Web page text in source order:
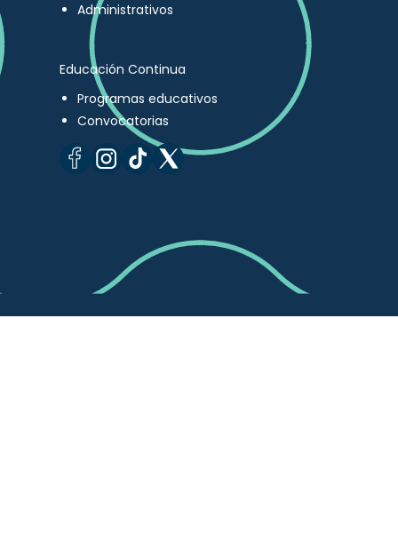
Administrativos
Educación Continua
Programas educativos
Convocatorias